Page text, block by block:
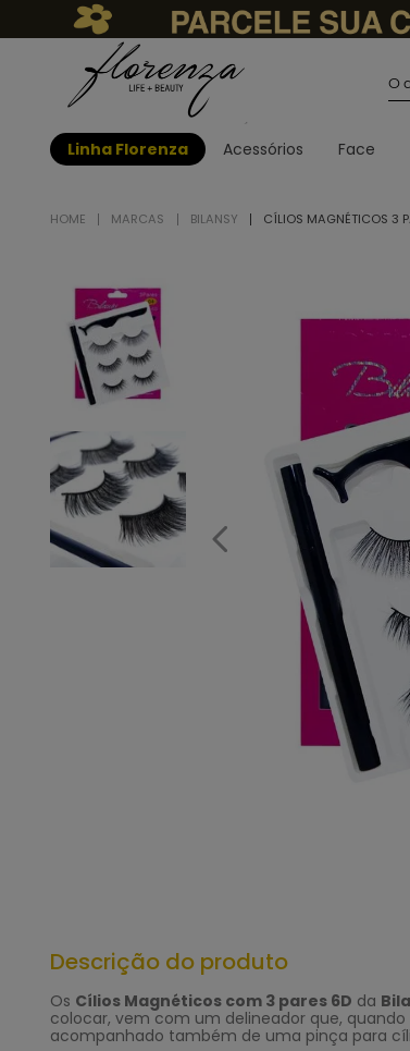
Linha Florenza Acessórios Face
MARCAS BILANSY CÍLIOS MAGNÉTICOS 3
Descrição do produto
Os Cílios Magnéticos com 3 pares 6D da
colocar, vem com um delineador que,
acompanhado também de uma pinça para